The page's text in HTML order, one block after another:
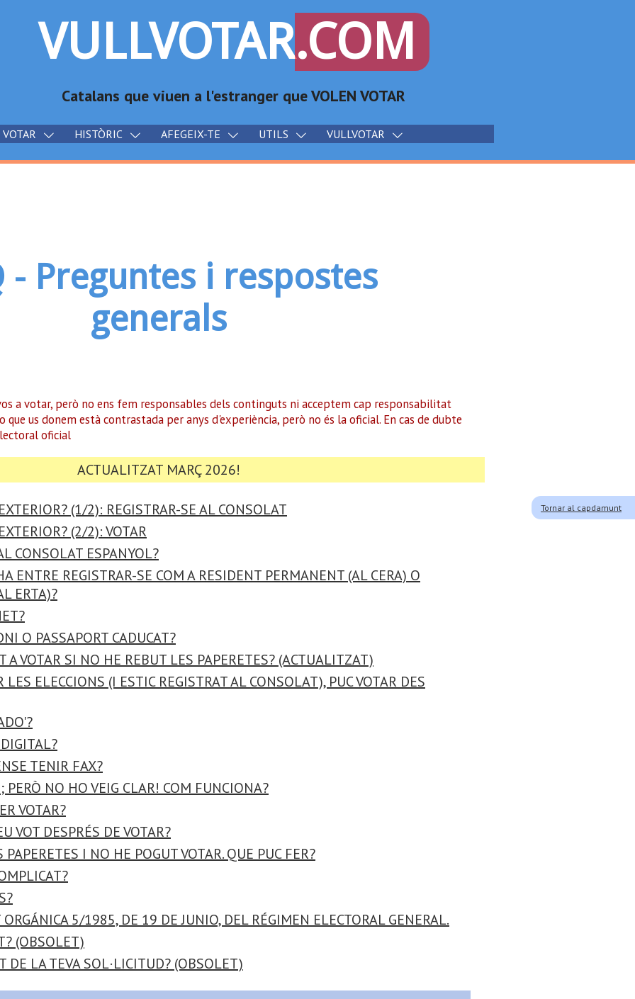
VULLVOTAR.COM
Catalans que viuen a l'estranger que VOLEN VOTAR
HISTÒRIC AFEGEIX-TE UTILS VULLVOTAR
Tornar al capdamunt
- Preguntes i respostes
generals
a votar, però no ens fem responsables dels continguts ni acceptem cap responsabilitat
us donem està contrastada per anys d'experiència, però no és la oficial. En cas de dubte
oficial
ACTUALITZAT MARÇ 2026!
(1/2): REGISTRAR-SE AL CONSOLAT
(2/2): VOTAR
CONSOLAT ESPANYOL?
ENTRE REGISTRAR-SE COM A RESIDENT PERMANENT (AL CERA) O
ERTA)?
O PASSAPORT CADUCAT?
A VOTAR SI NO HE REBUT LES PAPERETES? (ACTUALITZAT)
LES ELECCIONS (I ESTIC REGISTRAT AL CONSOLAT), PUC VOTAR DES
TENIR FAX?
PERÒ NO HO VEIG CLAR! COM FUNCIONA?
VOTAR?
VOT DESPRÉS DE VOTAR?
I NO HE POGUT VOTAR. QUE PUC FER?
5/1985, DE 19 DE JUNIO, DEL RÉGIMEN ELECTORAL GENERAL.
(OBSOLET)
DE LA TEVA SOL·LICITUD? (OBSOLET)